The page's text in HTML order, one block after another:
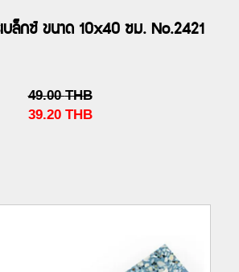
เบล็กซ์ ขนาด 10x40 ซม. No.2421
49.00 THB
39.20 THB